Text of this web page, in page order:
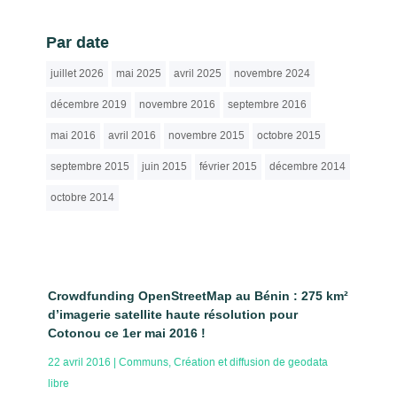
Par date
juillet 2026 mai 2025 avril 2025 novembre 2024
décembre 2019 novembre 2016 septembre 2016
mai 2016 avril 2016 novembre 2015 octobre 2015
septembre 2015 juin 2015 février 2015 décembre 2014
octobre 2014
Crowdfunding OpenStreetMap au Bénin : 275 km²
d’imagerie satellite haute résolution pour
Cotonou ce 1er mai 2016 !
22 avril 2016 | Communs, Création et diffusion de geodata
libre